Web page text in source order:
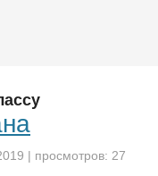
| просмотров: 27